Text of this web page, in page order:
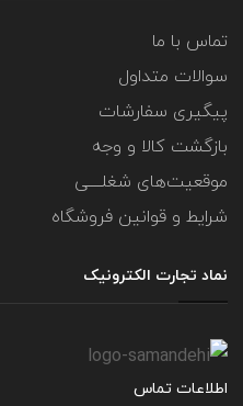
تماس با ما
سوالات متداول
پیگیری سفارشات
بازگشت کالا و وجه
موقعیت‌های شغلــــی
شرایط و قوانین فروشگاه
نماد تجارت الکترونیک
اطلاعات تماس